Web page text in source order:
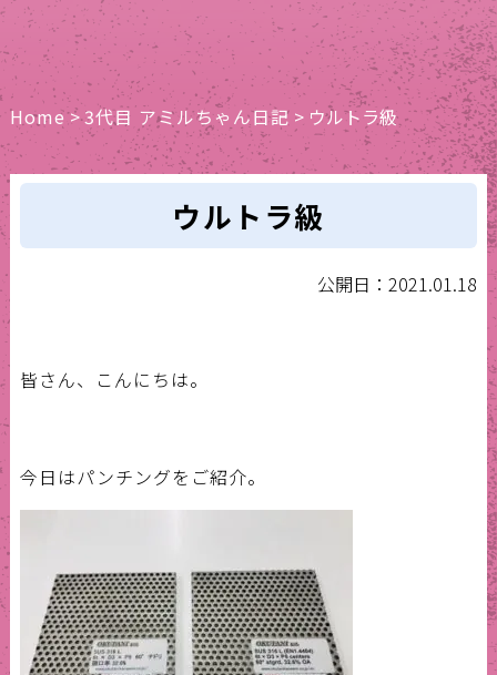
Home>3代目 アミルちゃん日記> ウルトラ級
ウルトラ級
公開日：2021.01.18
皆さん、こんにちは。
今日はパンチングをご紹介。